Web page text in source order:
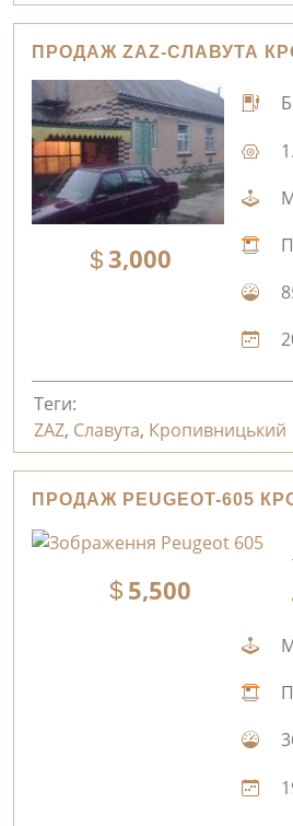
ПРОДАЖ ZAZ-СЛАВУТА
3,000
Теги:
ZAZ, Славута, Кропивницький
ПРОДАЖ PEUGEOT-605
5,500